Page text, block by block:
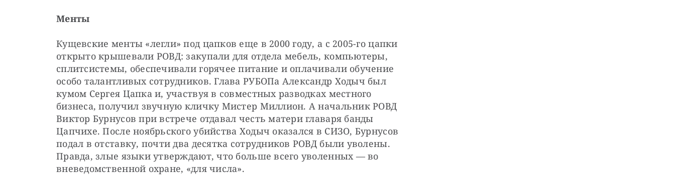
Менты
Кущевские менты «легли» под цапков еще в 2000 году, а с 2005-го цапки
открыто крышевали РОВД: закупали для отдела мебель, компьютеры,
сплитсистемы, обеспечивали горячее питание и оплачивали обучение
особо талантливых сотрудников. Глава РУБОПа Александр Ходыч был
кумом Сергея Цапка и, участвуя в совместных разводках местного
бизнеса, получил звучную кличку Мистер Миллион. А начальник РОВД
Виктор Бурнусов при встрече отдавал честь матери главаря банды
Цапчихе. После ноябрьского убийства Ходыч оказался в СИЗО, Бурнусов
подал в отставку, почти два десятка сотрудников РОВД были уволены.
Правда, злые языки утверждают, что больше всего уволенных — во
вневедомственной охране, «для числа».